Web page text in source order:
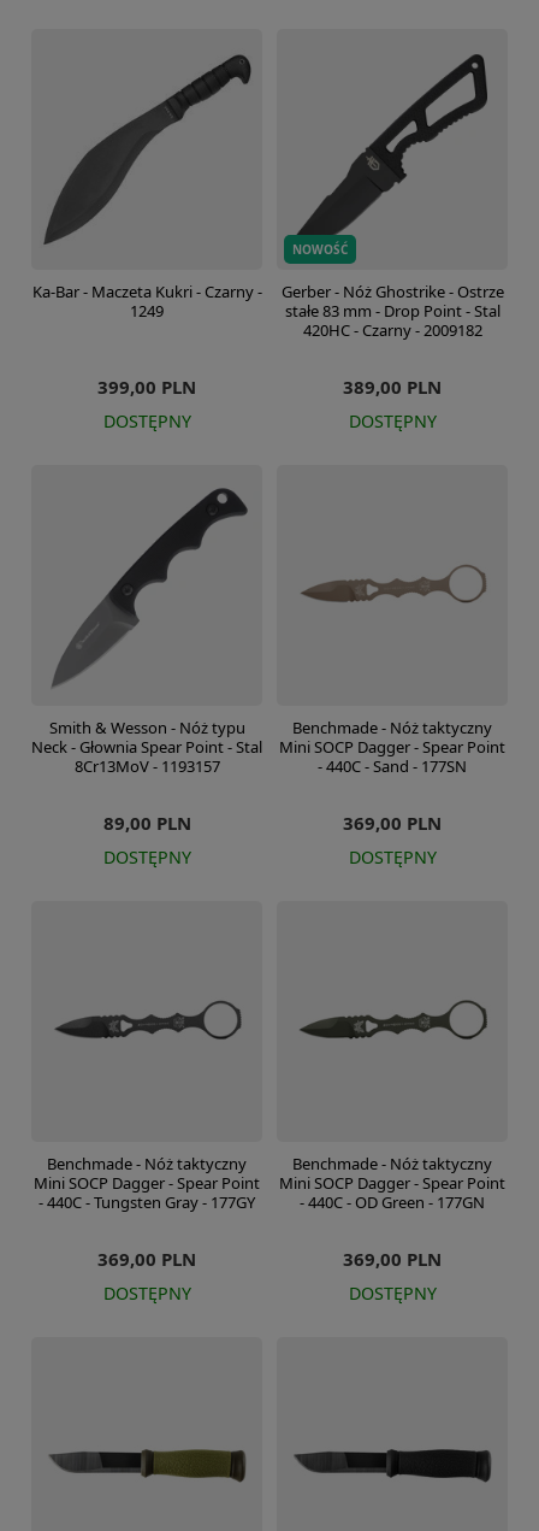
Ka-Bar - Maczeta Kukri - Czarny -
1249
399,00 PLN
DOSTĘPNY
NOWOŚĆ
Gerber - Nóż Ghostrike - Ostrze
stałe 83 mm - Drop Point - Stal
420HC - Czarny - 2009182
389,00 PLN
DOSTĘPNY
Smith & Wesson - Nóż typu
Neck - Głownia Spear Point - Stal
8Cr13MoV - 1193157
89,00 PLN
DOSTĘPNY
Benchmade - Nóż taktyczny
Mini SOCP Dagger - Spear Point
- 440C - Sand - 177SN
369,00 PLN
DOSTĘPNY
Benchmade - Nóż taktyczny
Mini SOCP Dagger - Spear Point
- 440C - Tungsten Gray - 177GY
369,00 PLN
DOSTĘPNY
Benchmade - Nóż taktyczny
Mini SOCP Dagger - Spear Point
- 440C - OD Green - 177GN
369,00 PLN
DOSTĘPNY